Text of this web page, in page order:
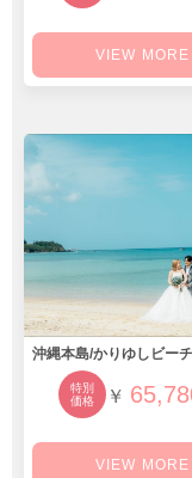
VIEW MORE
沖縄本島/かりゆしビー
特別
価格
￥
VIEW MORE